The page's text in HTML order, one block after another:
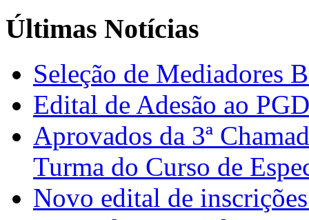
Últimas Notícias
Seleção de Mediadores
Edital de Adesão ao
Aprovados da 3ª
Turma do Curso de
Novo edital de